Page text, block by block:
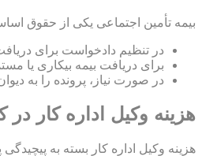
بیمه تأمین اجتماعی یکی از حقوق
در تنظیم دادخواست برای
برای دریافت بیمه بیکاری یا
در صورت نیاز، پرونده را به
هزینه وکیل اداره کار
هزینه وکیل اداره کار بسته به